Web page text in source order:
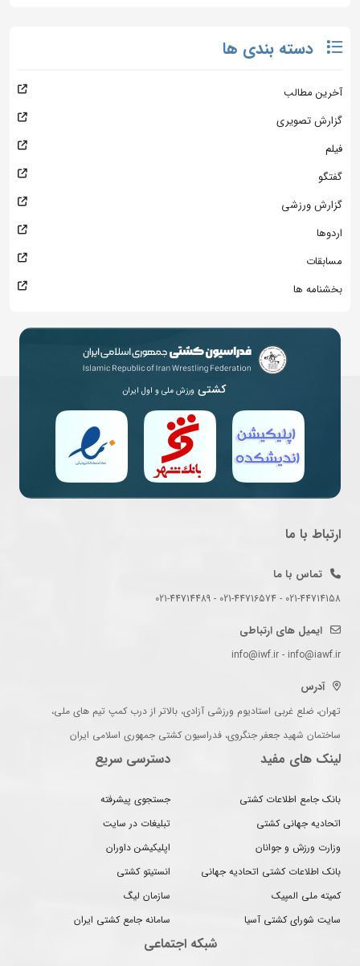
دسته بندی ها
آخرین مطالب
گزارش تصویری
فیلم
گفتگو
گزارش ورزشی
اردوها
مسابقات
بخشنامه ها
کشتی ورزش ملی و اول ایران
ارتباط با ما
تماس با ما
021-44714158 - 021-44716574 - 021-44714489
ایمیل های ارتباطی
info@iwf.ir - info@iawf.ir
آدرس
تهران، ضلع غربی استادیوم ورزشی آزادی، بالاتر از درب کمپ تیم های ملی،
ساختمان شهید جعفر جنگروی، فدراسیون کشتی جمهوری اسلامی ایران
لینک های مفید
بانک جامع اطلاعات کشتی
اتحادیه جهانی کشتی
وزارت ورزش و جوانان
بانک اطلاعات کشتی اتحادیه جهانی
کمیته ملی المپیک
سایت شورای کشتی آسیا
دسترسی سریع
جستجوی پیشرفته
تبلیغات در سایت
اپلیکیشن داوران
انستیتو کشتی
سازمان لیگ
سامانه جامع کشتی ایران
شبکه اجتماعی